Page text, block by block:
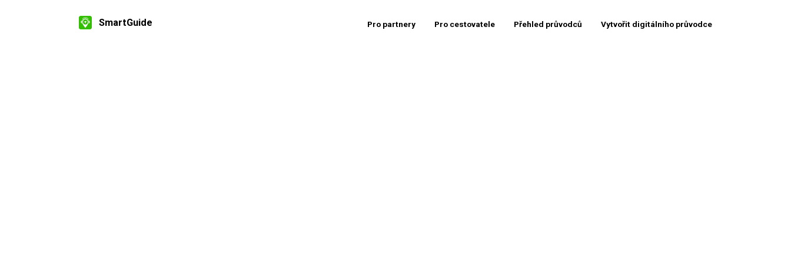
SmartGuide Pro partnery Pro cestovatele Přehled průvodců Vytvořit digitálního průvodce